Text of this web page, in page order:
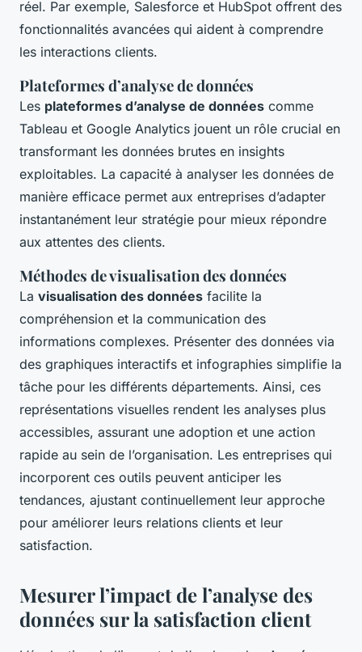
réel. Par exemple, Salesforce et HubSpot offrent des
fonctionnalités avancées qui aident à comprendre
les interactions clients.
Plateformes d’analyse de données
Les plateformes d’analyse de données comme
Tableau et Google Analytics jouent un rôle crucial en
transformant les données brutes en insights
exploitables. La capacité à analyser les données de
manière efficace permet aux entreprises d’adapter
instantanément leur stratégie pour mieux répondre
aux attentes des clients.
Méthodes de visualisation des données
La visualisation des données facilite la
compréhension et la communication des
informations complexes. Présenter des données via
des graphiques interactifs et infographies simplifie la
tâche pour les différents départements. Ainsi, ces
représentations visuelles rendent les analyses plus
accessibles, assurant une adoption et une action
rapide au sein de l’organisation. Les entreprises qui
incorporent ces outils peuvent anticiper les
tendances, ajustant continuellement leur approche
pour améliorer leurs relations clients et leur
satisfaction.
Mesurer l’impact de l’analyse des
données sur la satisfaction client